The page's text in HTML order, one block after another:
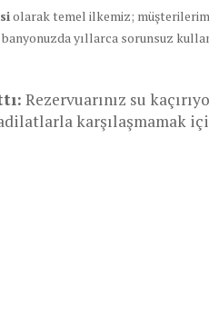
olarak temel ilkemiz;
yıllarca sorunsuz
Rezervuarınız su
karşılaşmamak